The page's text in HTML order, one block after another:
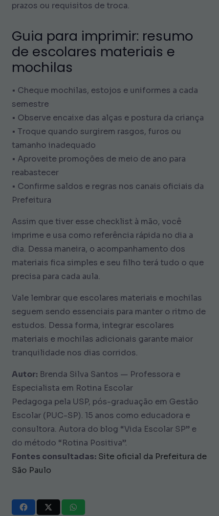
prazos ou requisitos de troca.
Guia para imprimir: resumo
de escolares materiais e
mochilas
• Cheque mochilas, estojos e uniformes a cada
semestre
• Observe encaixe das alças e postura da criança
• Troque quando surgirem rasgos, furos ou
tamanho inadequado
• Aproveite promoções de meio de ano para
reabastecer
• Confirme saldos e regras nos canais oficiais da
Prefeitura
Assim que tiver esse checklist à mão, você
imprime e usa como referência rápida no dia a
dia. Dessa maneira, o acompanhamento dos
materiais fica simples e seu filho terá tudo o que
precisa para cada aula.
Vale lembrar que escolares materiais e mochilas
seguem sendo essenciais para manter o ritmo de
estudos. Dessa forma, integrar escolares
materiais e mochilas adicionais garante maior
tranquilidade nos dias corridos.
Autor: Brenda Silva Santos — Professora e
Especialista em Rotina Escolar
Pedagoga pela USP, pós-graduação em Gestão
Escolar (PUC-SP). 15 anos como educadora e
consultora. Autora do blog “Vida Escolar SP” e
do método “Rotina Positiva”.
Fontes consultadas: Site oficial da Prefeitura de
São Paulo